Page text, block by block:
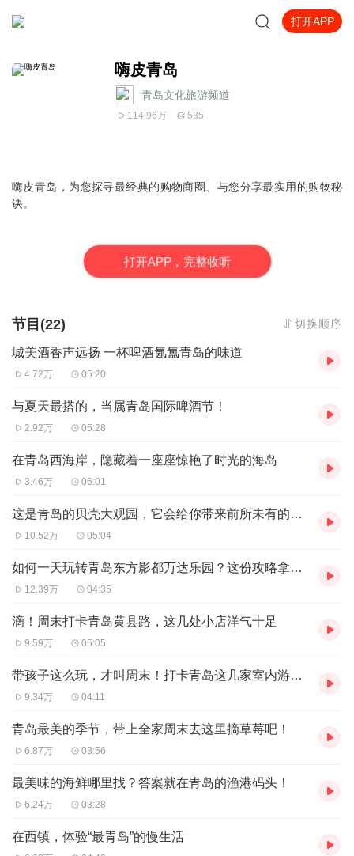
打开APP
嗨皮青岛
青岛文化旅游频道
114.96万 535
嗨皮青岛，为您探寻最经典的购物商圈、与您分享最实用的购物秘
诀。
打开APP，完整收听
节目(22) 切换顺序
城美酒香声远扬 一杯啤酒氤氲青岛的味道
4.72万 05:20
与夏天最搭的，当属青岛国际啤酒节！
2.92万 05:28
在青岛西海岸，隐藏着一座座惊艳了时光的海岛
3.46万 06:01
这是青岛的贝壳大观园，它会给你带来前所未有的博物馆体验
10.52万 05:04
如何一天玩转青岛东方影都万达乐园？这份攻略拿走不谢！
12.39万 04:35
滴！周末打卡青岛黄县路，这几处小店洋气十足
9.59万 05:05
带孩子这么玩，才叫周末！打卡青岛这几家室内游乐场！
9.34万 04:11
青岛最美的季节，带上全家周末去这里摘草莓吧！
6.87万 03:56
最美味的海鲜哪里找？答案就在青岛的渔港码头！
6.24万 03:28
在西镇，体验“最青岛”的慢生活